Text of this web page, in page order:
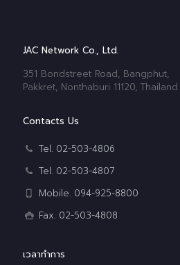
JAC Network Co., Ltd.
351 Bondstreet Road, Bangphut,
Pakkret, Nonthaburi 11120, Thailand.
Contacts Us
Tel. 02-503-4806
Tel. 02-503-4807
Mobile. 094-925-8800
Fax. 02-503-4808
เวลาทำการ